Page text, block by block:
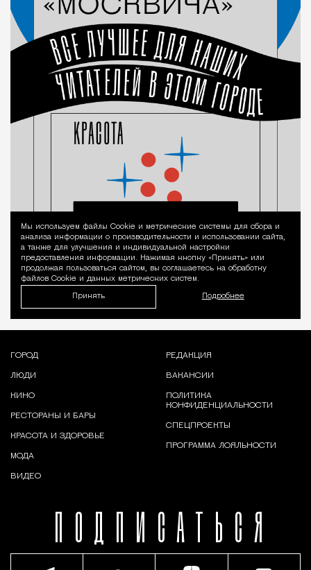
Уведомление
Мы используем файлы Сookie и метрические системы для сбора и
анализа информации о производительности и использовании сайта,
а также для улучшения и индивидуальной настройки
предоставления информации. Нажимая кнопку «Принять» или
продолжая пользоваться сайтом, вы соглашаетесь на обработку
файлов Cookie и данных метрических систем.
Принять Подробнее
ПОДПИСАТЬСЯ
ГОРОД
ЛЮДИ
КИНО
РЕСТОРАНЫ И БАРЫ
КРАСОТА И ЗДОРОВЬЕ
МОДА
ВИДЕО
РЕДАКЦИЯ
ВАКАНСИИ
ПОЛИТИКА
КОНФИДЕНЦИАЛЬНОСТИ
СПЕЦПРОЕКТЫ
ПРОГРАММА ЛОЯЛЬНОСТИ